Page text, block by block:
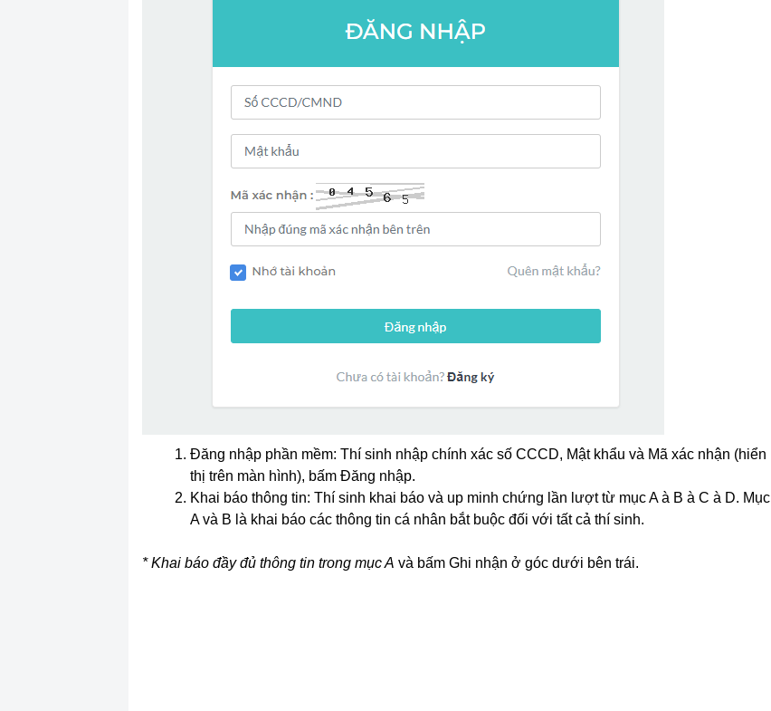
Đăng nhập phần mềm: Thí sinh nhập chính xác số CCCD, Mật khẩu và Mã xác nhận (hiển
thị trên màn hình), bấmĐăng nhập.
Khai báo thông tin: Thí sinh khai báo và up minh chứng lần lượt từ mục A à B à C à D. Mục
A và B là khai báo các thông tin cá nhân bắt buộc đối với tất cả thí sinh.
* Khai báo đầy đủ thông tin trong mục A và bấm Ghi nhận ở góc dưới bên trái.